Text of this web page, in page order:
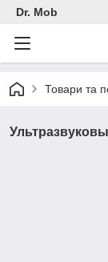
Dr. Mob
Товари та